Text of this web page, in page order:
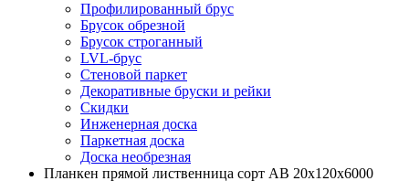
Профилированный брус
Брусок обрезной
Брусок строганный
LVL-брус
Стеновой паркет
Декоративные бруски и рейки
Скидки
Инженерная доска
Паркетная доска
Доска необрезная
Планкен прямой лиственница сорт АB 20х120х6000